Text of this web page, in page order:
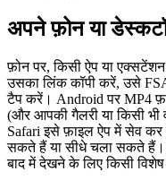
अपने फ़ोन या
फ़ोन पर, किसी ऐप या
उसका लिंक कॉपी करें, उसे
टैप करें। Android पर MP4
(और आपकी गैलरी या किसी भी
Safari इसे फ़ाइल ऐप में सेव
सकते हैं या सीधे चला सकते हैं।
बाद में देखने के लिए किसी